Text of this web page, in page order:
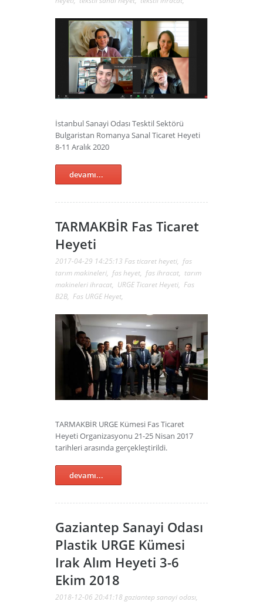
İstanbul Sanayi Odası Tesktil Sektörü
Bulgaristan Romanya Sanal Ticaret Heyeti
8-11 Aralık 2020
devamı...
TARMAKBİR Fas Ticaret
Heyeti
2017-04-29 14:25:13 Fas ticaret heyeti, fas
tarım makineleri, fas heyet, fas ihracat, tarım
makineleri ihracat, URGE Ticaret Heyeti, Fas
B2B, Fas URGE Heyet,
TARMAKBİR URGE Kümesi Fas Ticaret
Heyeti Organizasyonu 21-25 Nisan 2017
tarihleri arasında gerçekleştirildi.
devamı...
Gaziantep Sanayi Odası
Plastik URGE Kümesi
Irak Alım Heyeti 3-6
Ekim 2018
2018-12-06 20:41:18 gaziantep sanayi odası,